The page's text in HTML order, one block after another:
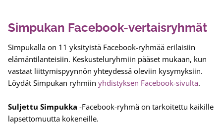
Simpukan Facebook-vertaisryhmät
Simpukalla on 11 yksityistä Facebook-ryhmää erilaisiin
elämäntilanteisiin. Keskusteluryhmiin pääset mukaan, kun
vastaat liittymispyynnön yhteydessä oleviin kysymyksiin.
Löydät Simpukan ryhmiin yhdistyksen Facebook-sivulta.
Suljettu Simpukka -Facebook-ryhmä on tarkoitettu kaikille
lapsettomuutta kokeneille.